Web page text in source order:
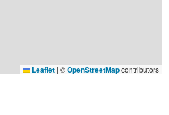
Leaflet | ©OpenStreetMapcontributors